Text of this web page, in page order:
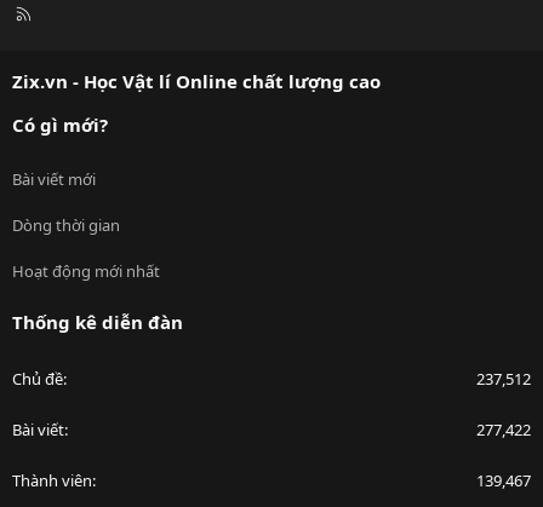
R
Zix.vn - Học Vật lí Online chất lượng cao
Có gì mới?
Bài viết mới
Dòng thời gian
Hoạt động mới nhất
Thống kê diễn đàn
Chủ đề 237,512
Bài viết 277,422
Thành viên 139,467